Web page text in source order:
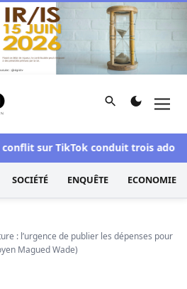
d'information et d'investigation
Rechercher
sur TikTok conduit trois
SOCIÉTÉ ENQUÊTE ECONOMIE
: l’urgence de publier les dépenses pour
Magued Wade)